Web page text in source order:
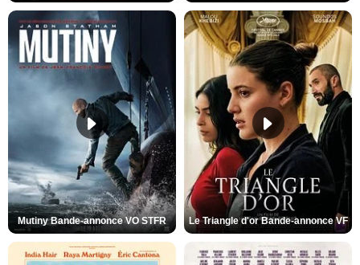
Mutiny Bande-annonce VO STFR Le Triangle d'or Bande-annonce VF